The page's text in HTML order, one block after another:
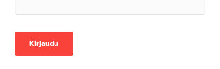
Kirjaudu